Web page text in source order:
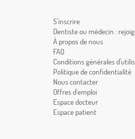
S'inscrire
Dentiste ou médecin :
À propos de nous
FAQ
Conditions générales
Politique de confidentialité
Nous contacter
Offres d'emploi
Espace docteur
Espace patient